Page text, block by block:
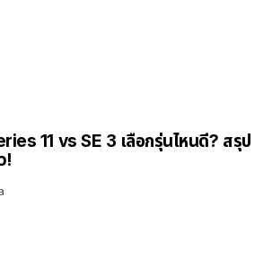
11 vs SE 3 เลือกรุ่นไหนดี? สรุป
!